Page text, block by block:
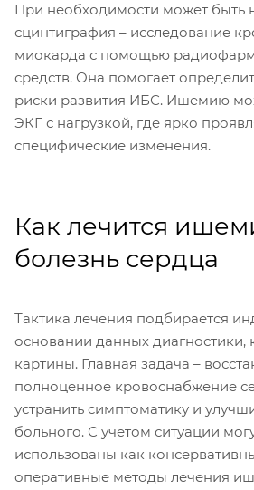
При необходимости может быть
сцинтиграфия – исследование
миокарда с помощью
средств. Она помогает
риски развития ИБС. Ишемию
ЭКГ с нагрузкой, где ярко
специфические изменения.
Как лечится
болезнь сердца
Тактика лечения подбирается
основании данных диагностики,
картины. Главная задача –
полноценное кровоснабжение
устранить симптоматику и
больного. С учетом ситуации
использованы как
оперативные методы лечения